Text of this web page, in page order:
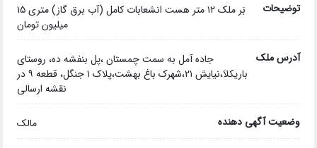
توضیحات
بَر ملک ۱۲ متر هست انشعابات کامل (آب برق گاز) متری ۱۵
میلیون تومان
آدرس ملک
جاده آمل به سمت چمستان ،پل بنفشه ده، روستای
باریکلاَ،نیایش ۲۱،شهرک باغ بهشت،پلاک ۱ جنگل، قطعه ۹ در
نقشه ارسالی
وضعیت آگهی دهنده مالک